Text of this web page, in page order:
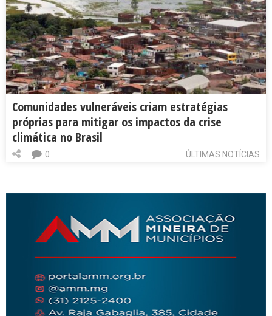
Comunidades vulneráveis criam estratégias
próprias para mitigar os impactos da crise
climática no Brasil
ÚLTIMAS NOTÍCIAS
0